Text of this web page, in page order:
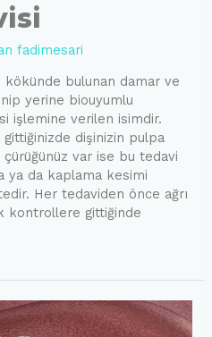
fadimesari
kökünde bulunan damar ve
yerine biouyumlu
işlemine verilen isimdir.
dişinizin pulpa
var ise bu tedavi
ya da kaplama kesimi
Her tedaviden önce ağrı
kontrollere gittiğinde